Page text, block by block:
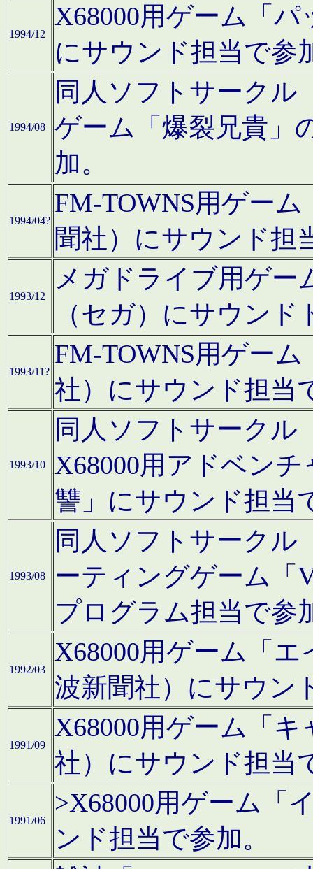
1994/12
X68000用ゲーム「
にサウンド担当で参
1994/08
同人ソフトサークル
ゲーム「爆裂兄貴」
加。
1994/04?
FM-TOWNS用ゲー
聞社）にサウンド担
1993/12
メガドライブ用ゲー
（セガ）にサウン
1993/11?
FM-TOWNS用ゲー
社）にサウンド担当
1993/10
同人ソフトサークル
X68000用アドベン
讐」にサウンド担当
1993/08
同人ソフトサークル
ーティングゲーム「
プログラム担当で参
1992/03
X68000用ゲーム「
波新聞社）にサウン
1991/09
X68000用ゲーム「
社）にサウンド担当
1991/06
>X68000用ゲーム「
ンド担当で参加。